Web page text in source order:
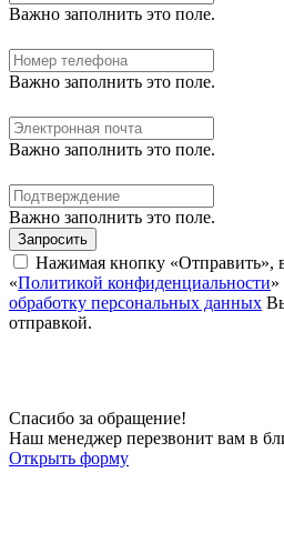
Важно заполнить это поле.
Важно заполнить это поле.
Важно заполнить это поле.
Важно заполнить это поле.
Запросить
Нажимая кнопку «Отправить»,
«Политикой конфиденциальности»
обработку персональных данных
отправкой.
Спасибо за обращение!
Наш менеджер перезвонит вам в
Открыть форму